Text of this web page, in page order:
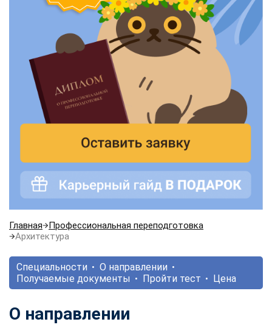
Главная
Профессиональная переподготовка
Архитектура
Специальности
О направлении
Получаемые документы
Пройти тест Цена
О направлении